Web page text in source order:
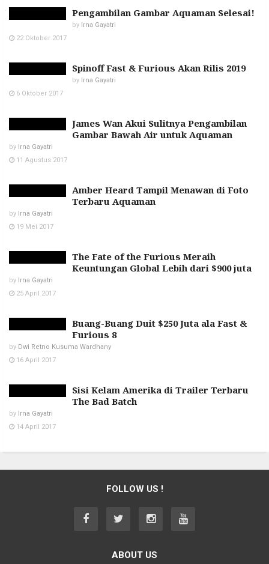
Pengambilan Gambar Aquaman Selesai!
by Irna Gayatri
22 Oktober 2017
Spinoff Fast & Furious Akan Rilis 2019
by Irna Gayatri
6 Oktober 2017
James Wan Akui Sulitnya Pengambilan
Gambar Bawah Air untuk Aquaman
by Irna Gayatri
11 Agustus 2017
Amber Heard Tampil Menawan di Foto
Terbaru Aquaman
by Irna Gayatri
19 Mei 2017
The Fate of the Furious Meraih
Keuntungan Global Lebih dari $900 juta
by Irna Gayatri
25 April 2017
Buang-Buang Duit $250 Juta ala Fast &
Furious 8
by Dwi Retno Kusuma Wardhany
16 April 2017
Sisi Kelam Amerika di Trailer Terbaru
The Bad Batch
by Irna Gayatri
14 April 2017
FOLLOW US !
ABOUT US